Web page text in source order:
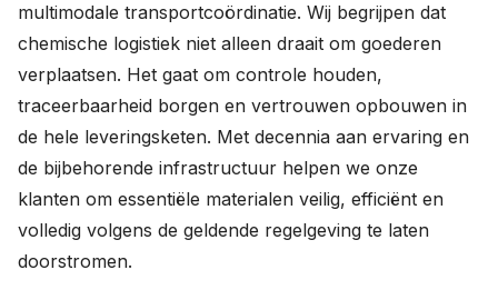
multimodale transportcoördinatie. Wij begrijpen dat
chemische logistiek niet alleen draait om goederen
verplaatsen. Het gaat om controle houden,
traceerbaarheid borgen en vertrouwen opbouwen in
de hele leveringsketen. Met decennia aan ervaring en
de bijbehorende infrastructuur helpen we onze
klanten om essentiële materialen veilig, efficiënt en
volledig volgens de geldende regelgeving te laten
doorstromen.